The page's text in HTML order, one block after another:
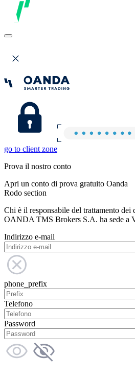
go to client zone
Prova il nostro conto
Apri un conto di prova gratuito Oanda
Rodo section
Chi è il responsabile del trattamento dei
OANDA TMS Brokers S.A. ha sede a
Indirizzo e-mail
phone_prefix
Telefono
Password